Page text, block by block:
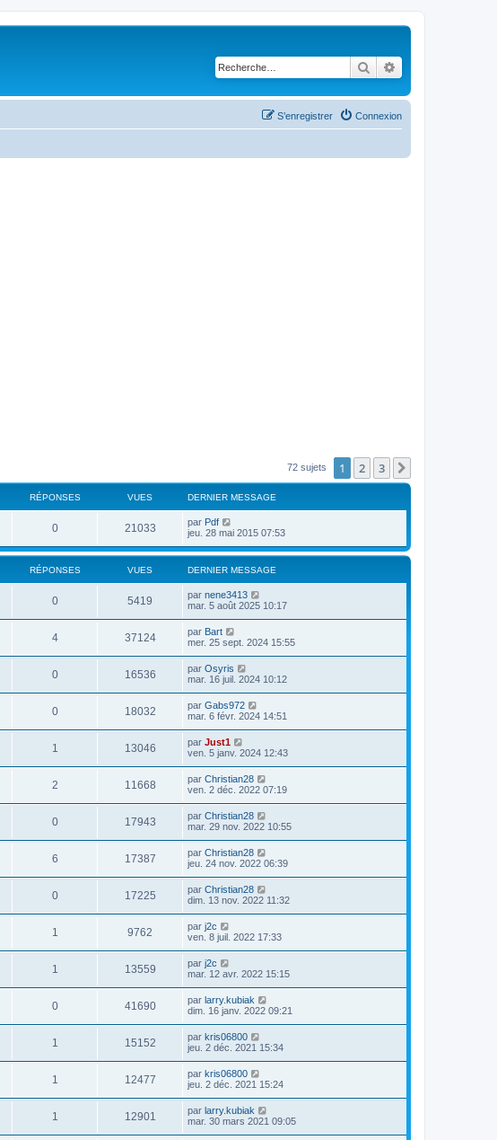
Rechercher
Connexion
S’enregistrer
72 sujets 1 2 3
RÉPONSES VUES DERNIER MESSAGE
0 21033 par Pdf
jeu. 28 mai 2015 07:53
RÉPONSES VUES DERNIER MESSAGE
0 5419 par nene3413
mar. 5 août 2025 10:17
4 37124 par Bart
mer. 25 sept. 2024 15:55
0 16536 par Osyris
mar. 16 juil. 2024 10:12
0 18032 par Gabs972
mar. 6 févr. 2024 14:51
1 13046 par Just1
ven. 5 janv. 2024 12:43
2 11668 par Christian28
ven. 2 déc. 2022 07:19
0 17943 par Christian28
mar. 29 nov. 2022 10:55
6 17387 par Christian28
jeu. 24 nov. 2022 06:39
0 17225 par Christian28
dim. 13 nov. 2022 11:32
1 9762 par j2c
ven. 8 juil. 2022 17:33
1 13559 par j2c
mar. 12 avr. 2022 15:15
0 41690 par larry.kubiak
dim. 16 janv. 2022 09:21
1 15152 par kris06800
jeu. 2 déc. 2021 15:34
1 12477 par kris06800
jeu. 2 déc. 2021 15:24
1 12901 par larry.kubiak
mar. 30 mars 2021 09:05